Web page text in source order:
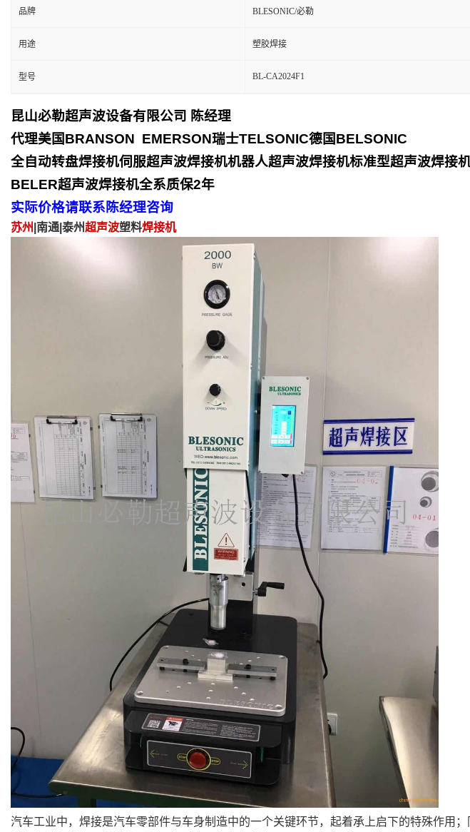
品牌 BLESONIC/必勒
用途 塑胶焊接
型号 BL-CA2024F1
昆山必勒超声波设备有限公司 陈经理
代理美国BRANSON EMERSON瑞士TELSONIC德国BELSONIC
全自动转盘焊接机伺服超声波焊接机机器人超声波焊接机标准型超声波焊接
BELER超声波焊接机全系质保2年
实际价格请联系陈经理咨询
苏州 |南通|泰州超声波塑料焊接机
汽车工业中，焊接是汽车零部件与车身制造中的一个关键环节，起着承上启下的特殊作用